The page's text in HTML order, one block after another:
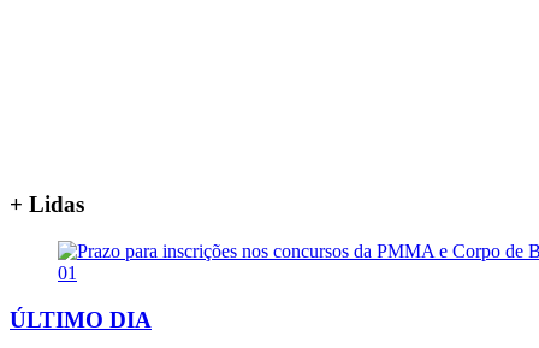
+ Lidas
01
ÚLTIMO DIA